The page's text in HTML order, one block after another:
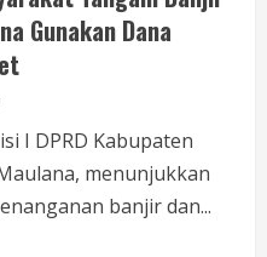
Gunakan Dana
I DPRD Kabupaten
menunjukkan
banjir dan...